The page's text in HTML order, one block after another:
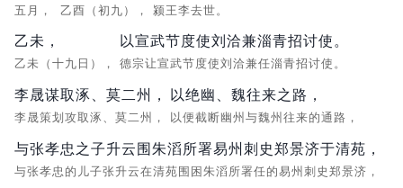
五月， 乙酉（初九）， 颍王李去世。
乙未，
乙未（十九日），
以宣武节度使刘洽兼淄青招讨使。
德宗让宣武节度使刘洽兼任淄青招讨使。
李晟谋取涿、莫二州，
李晟策划攻取涿、莫二州，
以绝幽、魏往来之路，
以便截断幽州与魏州往来的通路，
与张孝忠之子升云围朱滔所署易州刺史郑景济于清苑，
与张孝忠的儿子张升云在清苑围困朱滔所署任的易州刺史郑景济，